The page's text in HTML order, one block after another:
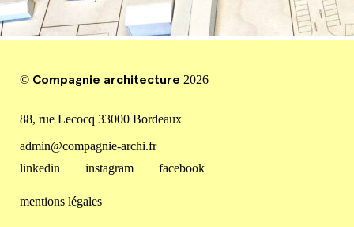
© Compagnie architecture 2026
88, rue Lecocq 33000 Bordeaux
admin@compagnie-archi.fr
linkedin
instagram facebook
mentions légales